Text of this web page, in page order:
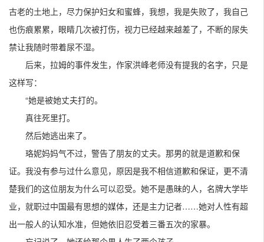
古老的土地上，尽力保护妇女和蜜蜂，我想，我是失败了，我自己
也伤痕累累，眼睛几次被打伤，视力已经越来越差了，不断的尿失
禁让我随时带着尿不湿。
后来，拉姆的事件发生，作家洪峰老师没有提我的名字，只是
这样写：
“她是被她丈夫打的。
真往死里打。
然后她逃出来了。
珞妮妈妈气不过，警告了朋友的丈夫。那男的就是道歉和保
证。我没有参与过什么意见，原因是我不相信道歉和保证，更不清
楚我们的这位朋友为什么可以忍受。她不是愚昧的人，名牌大学毕
业，就职过中国最有思想的媒体，还是主力记者……她对人性有超
出一般人的认知水准，但她依旧忍受着三番五次的家暴。